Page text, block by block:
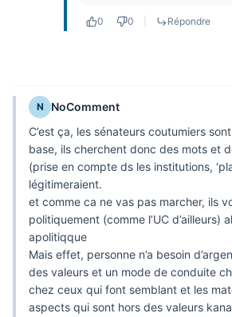
0 0 Répondre
N NoComment
C’est ça, les sénateurs coutumiers
base, ils cherchent donc des mots et
(prise en compte ds les institutions,
légitimeraient.
et comme ca ne vas pas marcher, ils
politiquement (comme l’UC d’ailleurs)
apolitiqque
Mais effet, personne n’a besoin
des valeurs et un mode de conduite
chez ceux qui font semblant et les
aspects qui sont hors des valeurs